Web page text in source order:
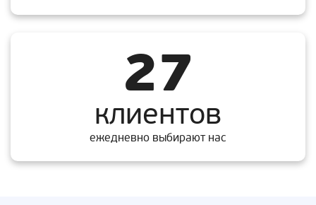
27
клиентов
ежедневно выбирают нас